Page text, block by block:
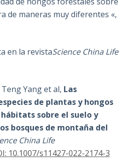
de maneras muy diferentes «,
en la revistaScience China Life
Yang et al, Las
de plantas y hongos
sobre el suelo y
bosques de montaña del
China Life
10.1007/s11427-022-2174-3